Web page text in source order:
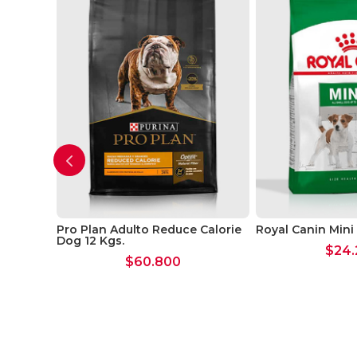
Pro Plan Adulto Reduce Calorie
Dog 12 Kgs.
$60.800
Royal Canin
$